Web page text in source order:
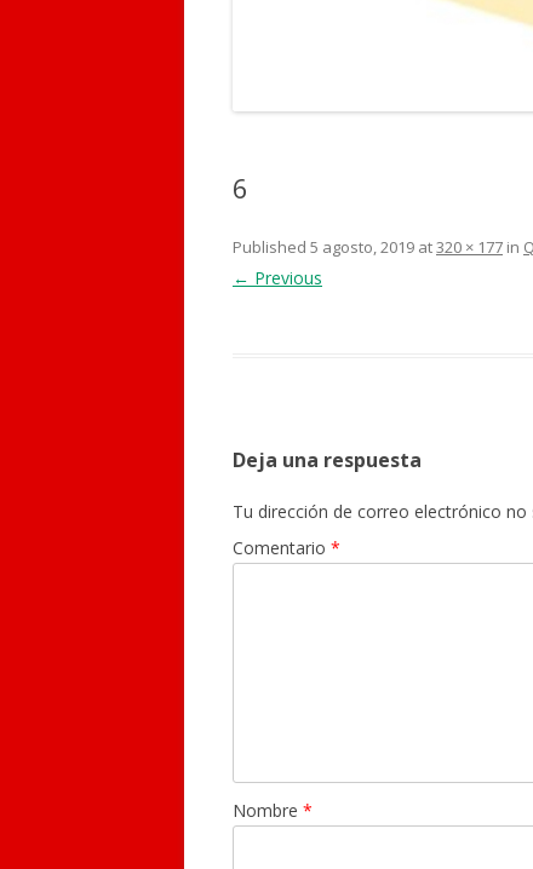
6
Published 5 agosto, 2019 at320 × 177 in
← Previous
Deja una respuesta
Tu dirección de correo electrónico no
Comentario *
Nombre *